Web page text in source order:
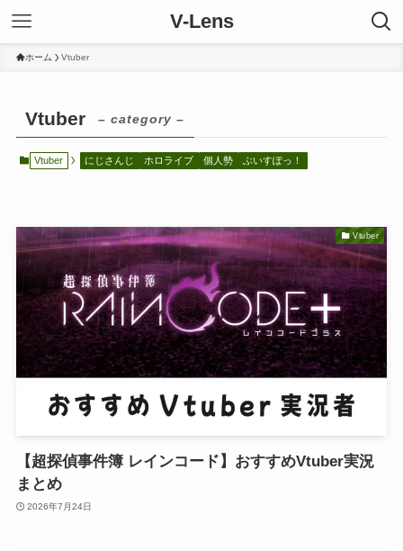
V-Lens
ホーム Vtuber
Vtuber – category –
Vtuber にじさんじ ホロライブ 個人勢 ぶいすぽっ！
Vtuber
【超探偵事件簿 レインコード】おすすめVtuber実況
まとめ
2026年7月24日